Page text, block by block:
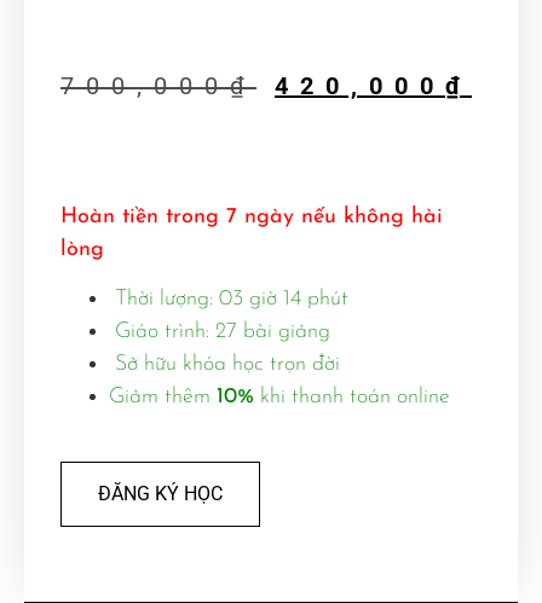
700,000₫ 420,000 ₫
Hoàn tiền trong 7 ngày nếu không hài
lòng
Thời lượng: 03 giờ 14 phút
Giáo trình: 27 bài giảng
Sở hữu khóa học trọn đời
Giảm thêm 10% khi thanh toán online
ĐĂNG KÝ HỌC